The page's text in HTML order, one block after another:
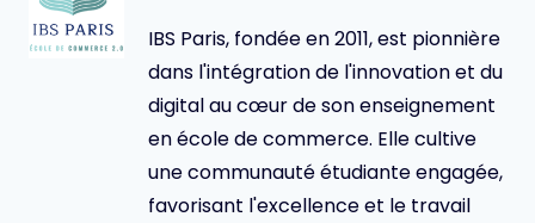
IBS Paris, fondée en 2011, est pionnière
dans l'intégration de l'innovation et du
digital au cœur de son enseignement
en école de commerce. Elle cultive
une communauté étudiante engagée,
favorisant l'excellence et le travail